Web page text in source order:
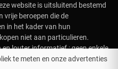
website is uitsluitend bestemd
vrije beroepen die de
in het kader van hun
niet aan particulieren.
louter informatief : geen enkele
vertraging. Voor leveringen op
te meten en onze advertenties